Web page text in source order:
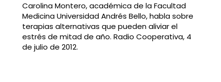
Carolina Montero, académica de la Facultad
Medicina Universidad Andrés Bello, habla sobre
terapias alternativas que pueden aliviar el
estrés de mitad de año. Radio Cooperativa, 4
de julio de 2012.